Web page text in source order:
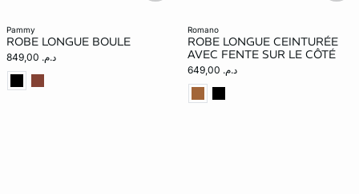
pammy
ROBE LONGUE BOULE
د.م. 849,00
romano
ROBE LONGUE CEINTURÉE
AVEC FENTE SUR LE CÔTÉ
د.م. 649,00